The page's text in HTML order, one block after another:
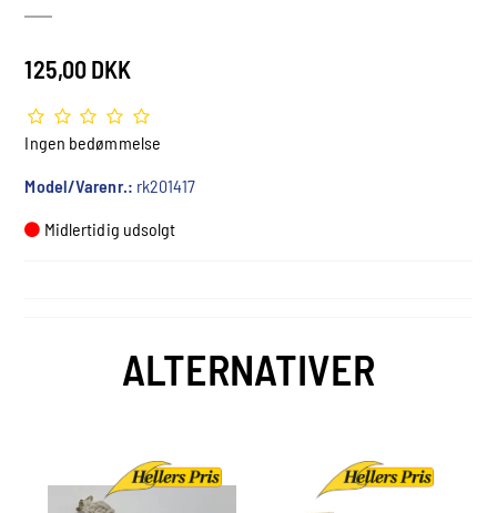
125,00 DKK
Ingen bedømmelse
Model/Varenr.: rk201417
Midlertidig udsolgt
ALTERNATIVER